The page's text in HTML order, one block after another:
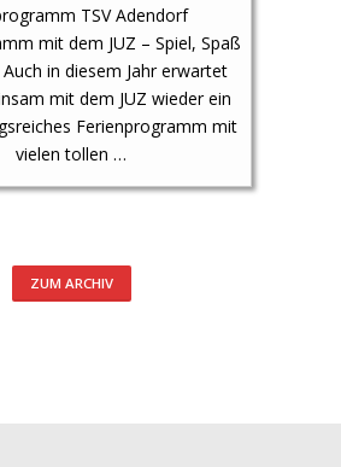
TSV Adendorf
mit dem JUZ – Spiel, Spaß
in diesem Jahr erwartet
mit dem JUZ wieder ein
Ferienprogramm mit
vielen tollen …
ZUM ARCHIV